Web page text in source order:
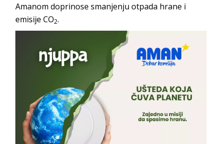
Amanom doprinose smanjenju otpada hrane i
emisije CO2.